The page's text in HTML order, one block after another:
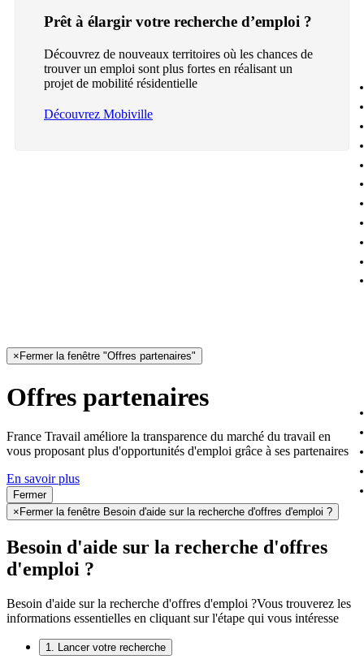
Prêt à élargir votre recherche d’emploi ?
Découvrez de nouveaux territoires où les chances de
trouver un emploi sont plus fortes en réalisant un
projet de mobilité résidentielle
Découvrez Mobiville
× Fermer la fenêtre "Offres partenaires"
Offres partenaires
France Travail améliore la transparence du marché du travail en
vous proposant plus d'opportunités d'emploi grâce à ses partenaires
En savoir plus
Fermer
× Fermer la fenêtre Besoin d'aide sur la recherche d'offres d'emploi ?
Besoin d'aide sur la recherche d'offres
d'emploi ?
Besoin d'aide sur la recherche d'offres d'emploi ?Vous trouverez les
informations essentielles en cliquant sur l'étape qui vous intéresse
1. Lancer votre recherche